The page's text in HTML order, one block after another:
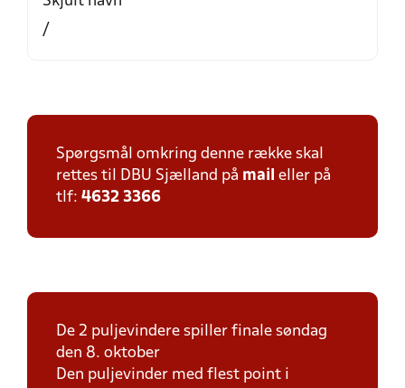
/
Spørgsmål omkring denne række skal
rettes til DBU Sjælland på mail eller på
tlf: 4632 3366
De 2 puljevindere spiller finale søndag
den 8. oktober
Den puljevinder med flest point i